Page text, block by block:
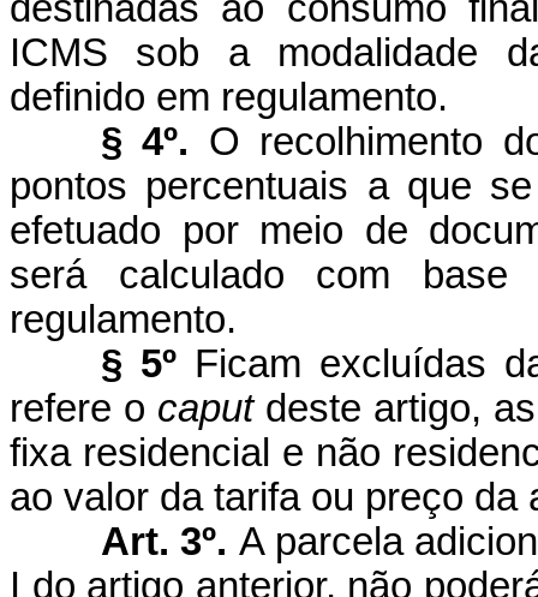
ICMS sob a modalidade
definido em regulamento.
§ 4º. O recolhimento
pontos percentuais a que
efetuado por meio de
será calculado com base
regulamento.
§ 5º Ficam excluídas
refere o caput deste artigo,
fixa residencial e não
ao valor da tarifa ou preço da
Art. 3º. A parcela
I do artigo anterior, não